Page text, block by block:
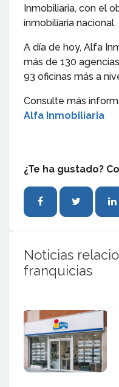
Inmobiliaria, con el
inmobiliaria nacional.
A día de hoy, Alfa
más de 130
93 oficinas más a
Consulte más
Alfa Inmobiliaria
¿Te ha gustado?
Noticias
franquicias